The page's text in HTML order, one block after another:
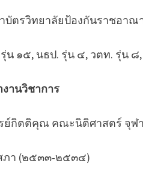
วิทยาลัยป้องกันราชอาณา
๑๕, นธป. รุ่น ๔, วตท. รุ่น ๘,
านวิชาการ
ย์กิตติคุณ คณะนิติศาสตร์ จุฬ
ภา (๒๕๓๓-๒๕๓๔)